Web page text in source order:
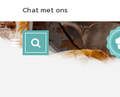
Chat met ons